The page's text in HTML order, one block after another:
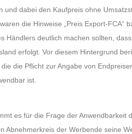
und dabei den Kaufpreis ohne
die Hinweise „Preis Export-FCA“
Händlers deutlich machen sollten,
erfolgt. Vor diesem Hintergrund
die Pflicht zur Angabe von
ist.
es für die Frage der Anwendbarkeit
Abnehmerkreis der Werbende seine